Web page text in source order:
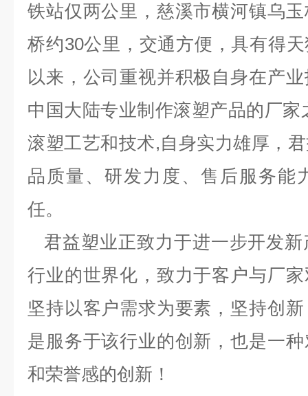
铁站仅两公里，慈溪市横河镇乌
桥约30公里，交通方便，具有得
以来，公司重视并积极自身在产
中国大陆专业制作滚塑产品的厂
滚塑工艺和技术,自身实力雄厚，
品质量、研发力度、售后服务能
任。
君益塑业正致力于进一步开发
行业的世界化，致力于客户与厂
坚持以客户需求为要素，坚持创
是服务于该行业的创新，也是一
和荣誉感的创新！